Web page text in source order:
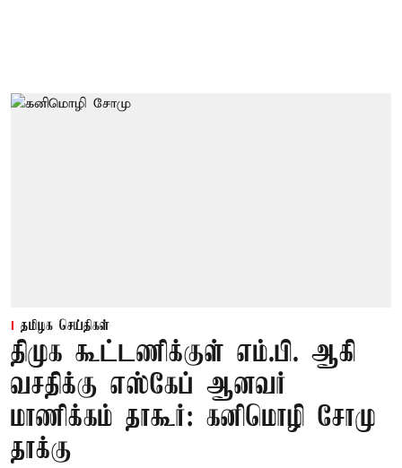
தமிழக செய்திகள்
திமுக கூட்டணிக்குள் எம்.பி. ஆகி
வசதிக்கு எஸ்கேப் ஆனவர்
மாணிக்கம் தாகூர்: கனிமொழி சோமு
தாக்கு